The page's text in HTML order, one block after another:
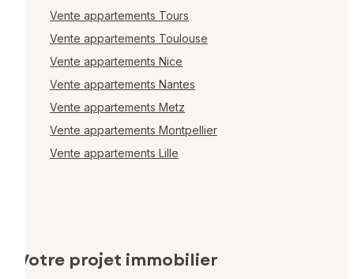
Vente appartements Tours
Vente appartements Toulouse
Vente appartements Nice
Vente appartements Nantes
Vente appartements Metz
Vente appartements Montpellier
Vente appartements Lille
Votre projet immobilier